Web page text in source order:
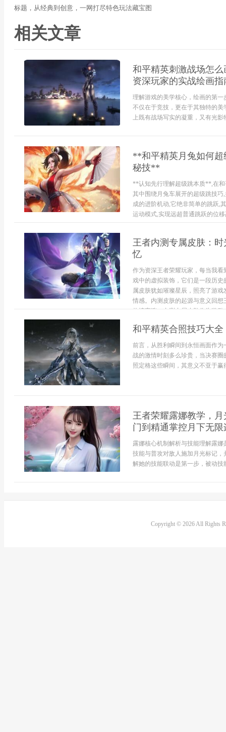
标题，从经典到创意，一网打尽特色玩法藏宝图
相关文章
和平精英刺激战场怎
资深玩家的实战绘画指
理解游戏的美学核心，绘画的第
不仅在于竞技，更在于其独特的
上既有战场写实的凝重，又有光影
**和平精英月兔如何
秘技**
**认知先行理解超级跳本质**,在
其中围绕月兔车展开的超级跳技
成的进阶机动,它绝非简单的跳跃,
运动模式,实现远超普通跳跃的位
王者内测专属皮肤：
忆
作为资深王者荣耀玩家，每当我
戏中的虚拟装饰，它们是一段历
属皮肤犹如璀璨星辰，照亮了游
情感。内测皮肤的起源与意义回
热情高涨，内测专属皮肤作为奖励
和平精英合照技巧大
前言，从胜利瞬间到永恒画面作
战的激情时刻多么珍贵，当决赛
照定格这些瞬间，其意义不亚于
王者荣耀露娜教学，
门到精通掌控月下无限
露娜核心机制解析与技能理解露
技能与普攻对敌人施加月光标记
解她的技能联动是第一步，被动技
Copyright © 2026 All Rights